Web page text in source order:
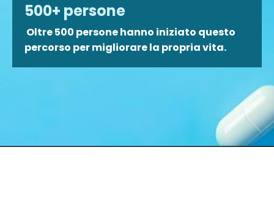
500+ persone
Oltre 500 persone hanno iniziato questo
percorso per migliorare la propria vita.